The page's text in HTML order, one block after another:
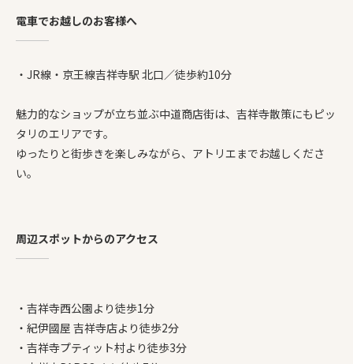
電車でお越しのお客様へ
・JR線・京王線吉祥寺駅 北口／徒歩約10分
魅力的なショップが立ち並ぶ中道商店街は、吉祥寺散策にもピッ
タリのエリアです。
ゆったりと街歩きを楽しみながら、アトリエまでお越しくださ
い。
周辺スポットからのアクセス
・吉祥寺西公園より徒歩1分
・紀伊國屋 吉祥寺店より徒歩2分
・吉祥寺プティット村より徒歩3分